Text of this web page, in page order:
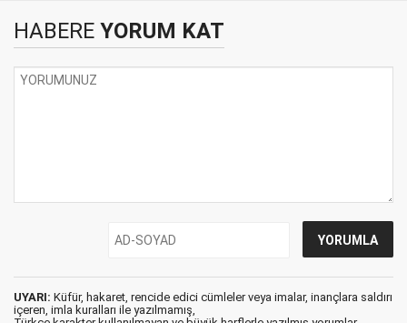
HABERE YORUM KAT
UYARI: Küfür, hakaret, rencide edici cümleler veya imalar, inançlara saldırı
içeren, imla kuralları ile yazılmamış,